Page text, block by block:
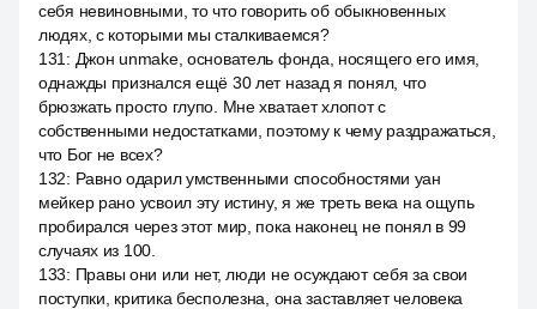
себя невиновными, то что говорить об обыкновенных
людях, с которыми мы сталкиваемся?
131 : Джон unmake, основатель фонда, носящего его имя,
однажды признался ещё 30 лет назад я понял, что
брюзжать просто глупо. Мне хватает хлопот с
собственными недостатками, поэтому к чему раздражаться,
что Бог не всех?
132: Равно одарил умственными способностями уан
мейкер рано усвоил эту истину, я же треть века на ощупь
пробирался через этот мир, пока наконец не понял в 99
случаях из 100.
133: Правы они или нет, люди не осуждают себя за свои
поступки, критика бесполезна, она заставляет человека